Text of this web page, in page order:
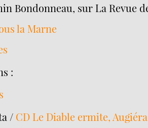
Bondonneau, sur La Revue
la Marne
:
/ CD Le Diable ermite,